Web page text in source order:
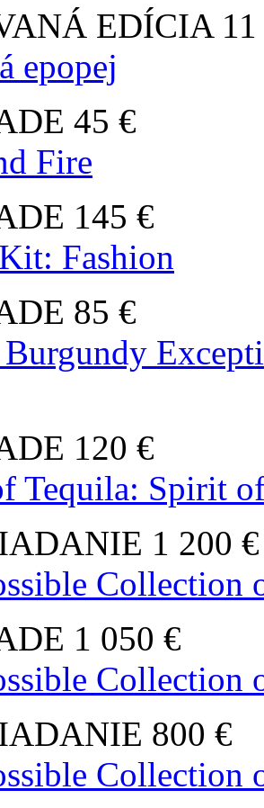
EDÍCIA
epopej
45 €
Fire
145 €
Fashion
85 €
120 €
Tequila: Spirit
1 200 €
Collection
1 050 €
Collection
800 €
Collection